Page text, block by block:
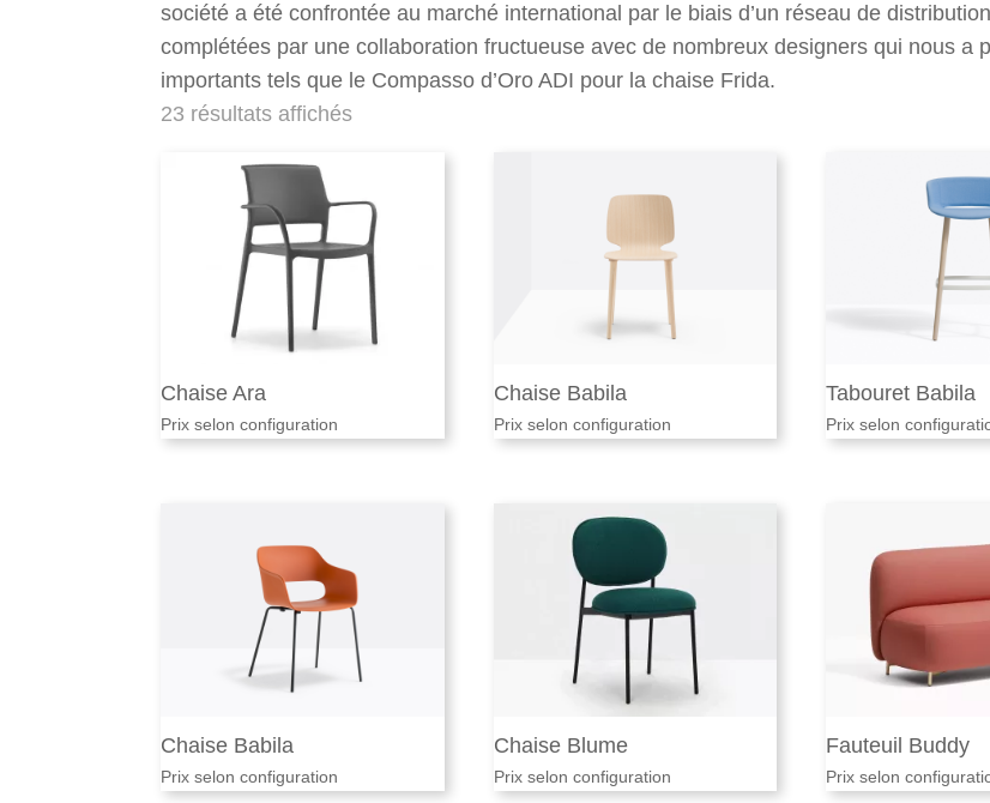
société a été confrontée au marché international par le biais d’un réseau de
complétées par une collaboration fructueuse avec de nombreux designers qui nous a
importants tels que le Compasso d’Oro ADI pour la chaise Frida.
23 résultats affichés
Chaise Ara
Prix selon configuration
Chaise Babila
Prix selon configuration
Tabouret Babila
Prix selon
Chaise Babila
Prix selon configuration
Chaise Blume
Prix selon configuration
Fauteuil Buddy
Prix selon